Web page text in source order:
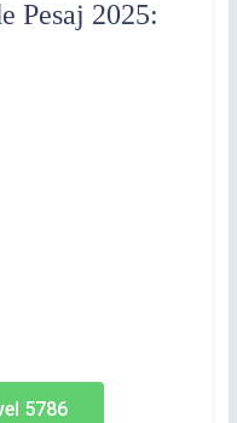
Pesaj 2025:
5786